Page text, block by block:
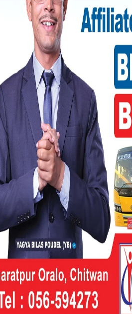
दिइएको दाबी अधिवक्ता
छाडेर नेपाल फर्किएपछि पुनः
अदालतले रविको सांसद पद